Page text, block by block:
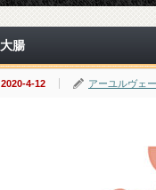
大腸
2020-4-12 アーユルヴェ